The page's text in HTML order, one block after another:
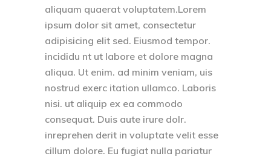
aliquam quaerat voluptatem.Lorem
ipsum dolor sit amet, consectetur
adipisicing elit sed. Eiusmod tempor.
incididu nt ut labore et dolore magna
aliqua. Ut enim. ad minim veniam, uis
nostrud exerc itation ullamco. Laboris
nisi. ut aliquip ex ea commodo
consequat. Duis aute irure dolr.
inreprehen derit in voluptate velit esse
cillum dolore. Eu fugiat nulla pariatur